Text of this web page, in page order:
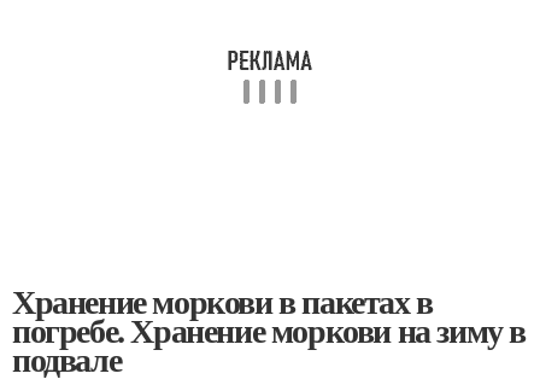
Хранение моркови в пакетах в
погребе. Хранение моркови на зиму в
подвале